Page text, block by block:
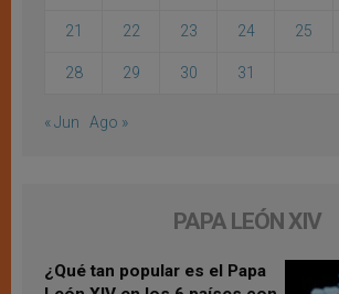
21 22 23 24 25
28 29 30 31
« Jun Ago »
PAPA LEÓN XIV
¿Qué tan popular es el Papa